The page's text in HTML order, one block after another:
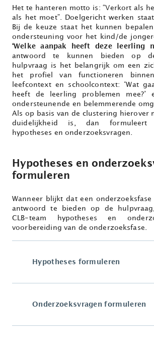
Het te hanteren motto is: “Verkort als
als het moet”. Doelgericht werken
Bij de keuze staat het kunnen
ondersteuning voor het kind/de
‘Welke aanpak heeft deze leerling
antwoord te kunnen bieden op
hulpvraag is het belangrijk om een
het profiel van functioneren
leefcontext en schoolcontext: ‘Wat
heeft de leerling problemen mee?’
ondersteunende en belemmerende
Als op basis van de clustering hierover
duidelijkheid is, dan formuleert
hypotheses en onderzoeksvragen.
Hypotheses en
formuleren
Wanneer blijkt dat een
antwoord te bieden op de
CLB-team hypotheses en
voorbereiding van de onderzoeksfase.
Hypotheses formuleren
Onderzoeksvragen formuleren